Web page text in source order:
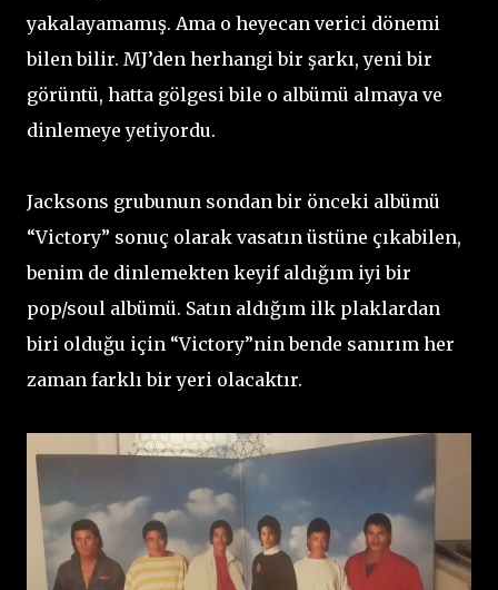
yakalayamamış. Ama o heyecan verici dönemi
bilen bilir. MJ’den herhangi bir şarkı, yeni bir
görüntü, hatta gölgesi bile o albümü almaya ve
dinlemeye yetiyordu.
Jacksons grubunun sondan bir önceki albümü
“Victory” sonuç olarak vasatın üstüne çıkabilen,
benim de dinlemekten keyif aldığım iyi bir
pop/soul albümü. Satın aldığım ilk plaklardan
biri olduğu için “Victory”nin bende sanırım her
zaman farklı bir yeri olacaktır.